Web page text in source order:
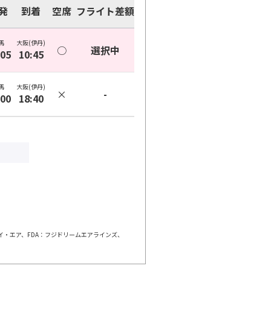
到着 空席 フライト差額
大阪(伊丹)
10:45 ○ 選択中
大阪(伊丹)
18:40 × -
エア、FDA：フジドリームエアラインズ、